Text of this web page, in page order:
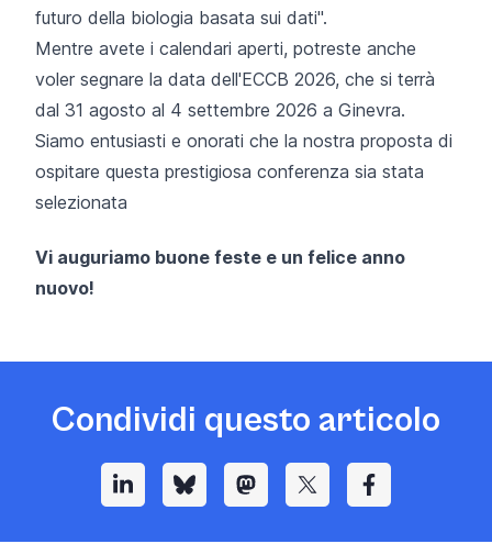
futuro della biologia basata sui dati".
Mentre avete i calendari aperti, potreste anche
voler segnare la data dell'ECCB 2026, che si terrà
dal 31 agosto al 4 settembre 2026 a Ginevra.
Siamo entusiasti e onorati che la nostra proposta di
ospitare questa prestigiosa conferenza sia stata
selezionata
Vi auguriamo buone feste e un felice anno
nuovo!
Condividi questo articolo